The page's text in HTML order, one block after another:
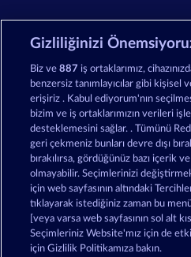
King & Queen
Ramses Book
Gizliliğinizi
Biz ve887 iş ortaklarımız,
benzersiz tanımlayıcılar gibi kişisel
erişiriz . Kabul ediyorum'nın
bizim ve iş ortaklarımızın verileri
desteklemesini sağlar. . Tümünü
geri çekmeniz bunları devre dışı
bırakılırsa, gördüğünüz bazı içerik
olmayabilir. Seçimlerinizi
için web sayfasının altındaki
tıklayarak istediğiniz zaman bu
[veya varsa web sayfasının sol alt
Seçimleriniz Website'mız için de
için Gizlilik Politikamıza bakın.